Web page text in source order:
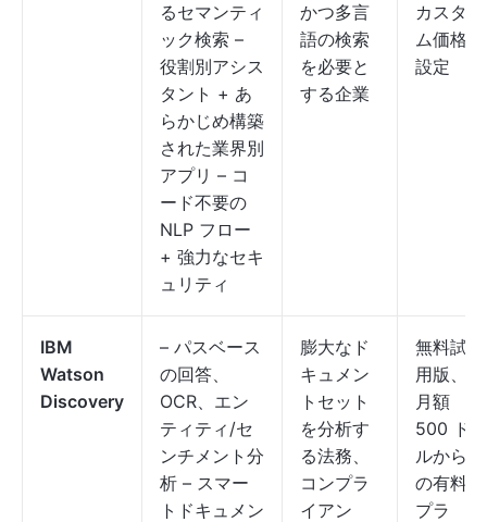
るセマンティ
ック検索 –
役割別アシス
タント + あ
らかじめ構築
された業界別
アプリ – コ
ード不要の
NLP フロー
+ 強力なセキ
ュリティ
かつ多言
語の検索
を必要と
する企業
カスタ
ム価格
設定
IBM
Watson
Discovery
– パスベース
の回答、
OCR、エン
ティティ/セ
ンチメント分
析 – スマー
トドキュメン
膨大なド
キュメン
トセット
を分析す
る法務、
コンプラ
イアン
無料試
用版、
月額
500 ド
ルから
の有料
プラ